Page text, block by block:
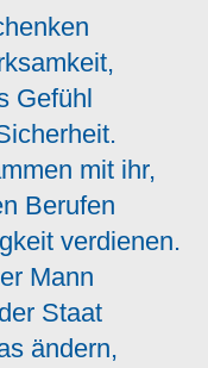
Gefühl
mit ihr,
Berufen
verdienen.
Mann
Staat
ändern,